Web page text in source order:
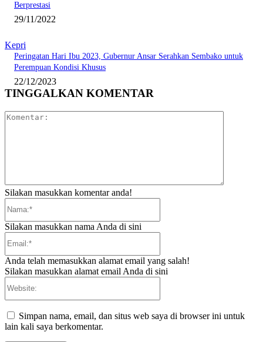
Berprestasi
29/11/2022
Kepri
Peringatan Hari Ibu 2023, Gubernur Ansar Serahkan Sembako untuk
Perempuan Kondisi Khusus
22/12/2023
TINGGALKAN KOMENTAR
Silakan masukkan komentar anda!
Silakan masukkan nama Anda di sini
Anda telah memasukkan alamat email yang salah!
Silakan masukkan alamat email Anda di sini
Simpan nama, email, dan situs web saya di browser ini untuk
lain kali saya berkomentar.